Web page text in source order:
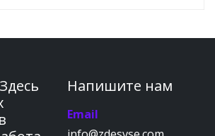
Напишите нам
Email